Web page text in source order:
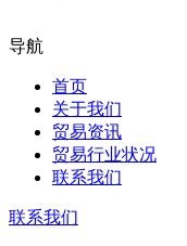
导航
首页
关于我们
贸易资讯
贸易行业状况
联系我们
联系我们